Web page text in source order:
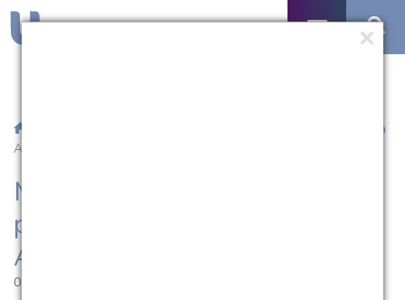
/ Mestrandas da UCPel participaram de encontro na
Argentina
Mestrandas da UCPel
participaram de encontro na
Argentina
01.12.2024 | 11:43